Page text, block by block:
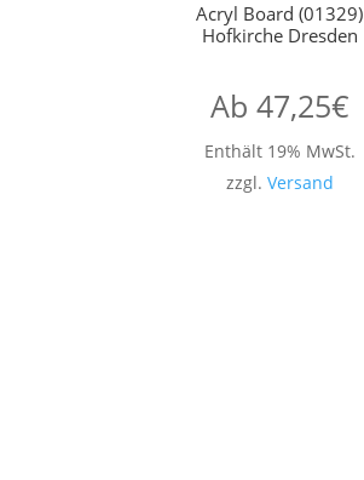
Acryl Board (01329)
Hofkirche Dresden
Ab 47,25€
Enthält 19% MwSt.
zzgl. Versand